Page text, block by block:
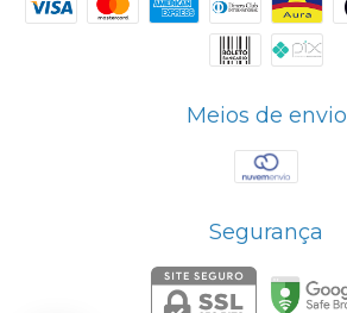
Meios de envio
Segurança